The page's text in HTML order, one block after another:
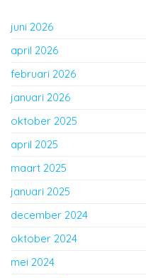
juni 2026
april 2026
februari 2026
januari 2026
oktober 2025
april 2025
maart 2025
januari 2025
december 2024
oktober 2024
mei 2024